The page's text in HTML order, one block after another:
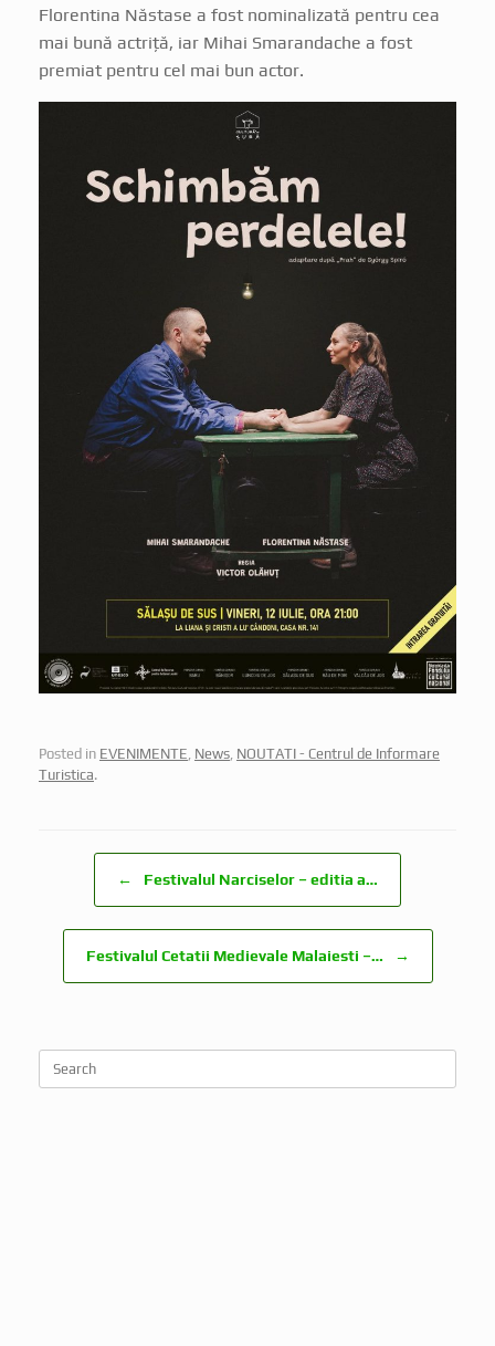
Florentina Năstase a fost nominalizată pentru cea
mai bună actriță, iar Mihai Smarandache a fost
premiat pentru cel mai bun actor.
Posted in EVENIMENTE News NOUTATI - Centrul de Informare
Turistica.
← Festivalul Narciselor – editia a…
Festivalul Cetatii Medievale Malaiesti –… →